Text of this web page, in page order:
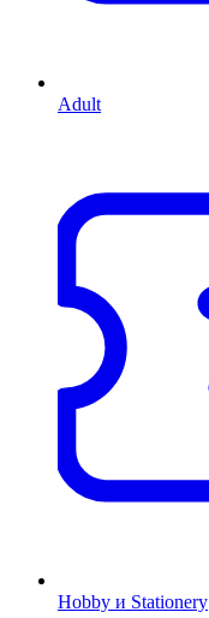
Adult
Hobby и Stationery